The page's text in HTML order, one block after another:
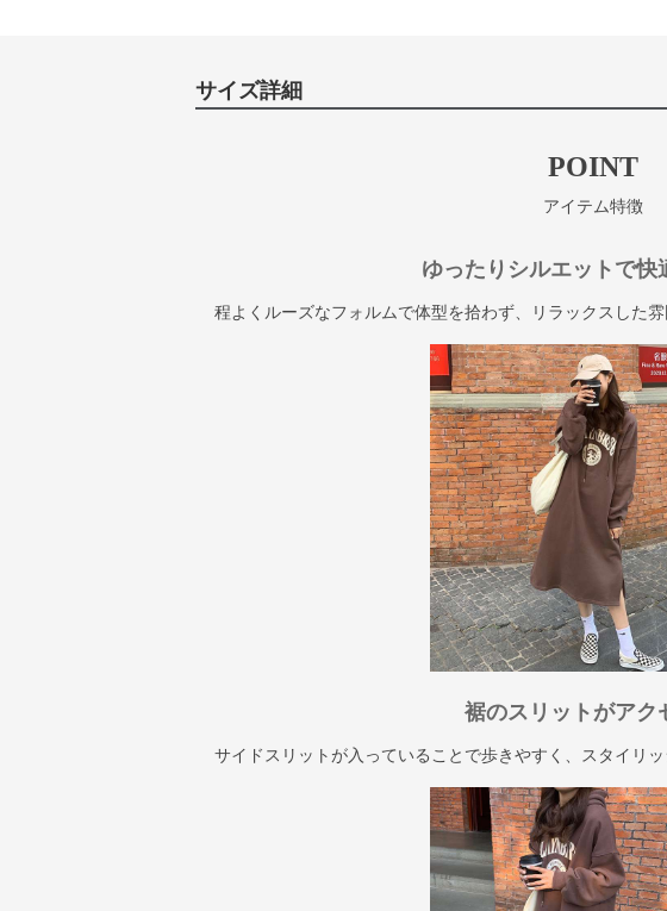
サイズ詳細
POINT
アイテム特徴
ゆったりシルエットで快
程よくルーズなフォルムで体型を拾わず、リラックスした
裾のスリットがアク
サイドスリットが入っていることで歩きやすく、スタイリ